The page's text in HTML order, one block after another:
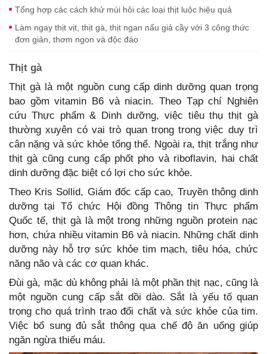
Tổng hợp các cách khử mùi hôi các loại thịt luộc hiệu quả
Làm ngay thịt vịt, thịt gà, thịt ngan nấu giả cầy với 3 công thức
đơn giản, thơm ngon và độc đáo
Thịt gà
Thịt gà là một nguồn cung cấp dinh dưỡng quan trọng
bao gồm vitamin B6 và niacin. Theo Tạp chí Nghiên
cứu Thực phẩm & Dinh dưỡng, việc tiêu thụ thịt gà
thường xuyên có vai trò quan trọng trong việc duy trì
cân nặng và sức khỏe tổng thể. Ngoài ra, thịt trắng như
thịt gà cũng cung cấp phốt pho và riboflavin, hai chất
dinh dưỡng đặc biệt có lợi cho sức khỏe.
Theo Kris Sollid, Giám đốc cấp cao, Truyền thông dinh
dưỡng tại Tổ chức Hội đồng Thông tin Thực phẩm
Quốc tế, thịt gà là một trong những nguồn protein nạc
hơn, chứa nhiều vitamin B6 và niacin. Những chất dinh
dưỡng này hỗ trợ sức khỏe tim mạch, tiêu hóa, chức
năng não và các cơ quan khác.
Đùi gà, mặc dù không phải là một phần thịt nạc, cũng là
một nguồn cung cấp sắt dồi dào. Sắt là yếu tố quan
trọng cho quá trình trao đổi chất và sức khỏe của tim.
Việc bổ sung đủ sắt thông qua chế độ ăn uống giúp
ngăn ngừa thiếu máu.